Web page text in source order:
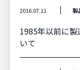
2016.07.11 製
1985年以前に
いて